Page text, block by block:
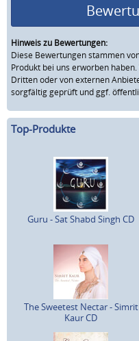
Hinweis zu Bewertungen:
Diese Bewertungen stammen
Produkt bei uns erworben
Dritten oder von externen
sorgfältig geprüft und ggf.
Top-Produkte
Guru - Sat Shabd Singh CD
The Sweetest Nectar - Simrit
Kaur CD